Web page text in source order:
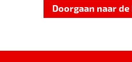
Doorgaan naar